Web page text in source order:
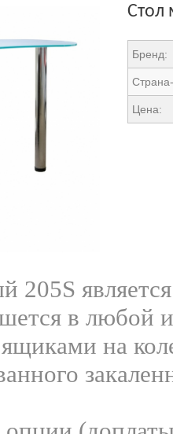
Стол
Бренд:
Цена:
205S
в любой
на